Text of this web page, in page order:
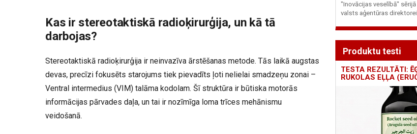
Kas ir stereotaktiskā radioķirurģija, un kā tā
darbojas?
Stereotaktiskā radioķirurģija ir neinvazīva ārstēšanas metode. Tās laikā augstas
devas, precīzi fokusēts starojums tiek pievadīts ļoti nelielai smadzeņu zonai –
Ventral intermedius (VIM) talāma kodolam. Šī struktūra ir būtiska motorās
informācijas pārvades daļa, un tai ir nozīmīga loma trīces mehānismu
veidošanā.
"Inovācijas veselībā"
valsts aģentūras
Produktu testi
TESTA REZULTĀTI:
RUKOLAS EĻĻA